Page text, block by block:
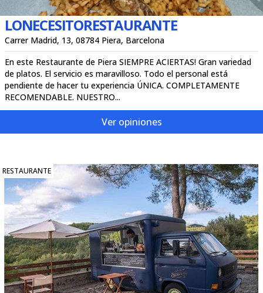
LONECESITORESTAURANTE
Carrer Madrid, 13, 08784 Piera, Barcelona
En este Restaurante de Piera SIEMPRE ACIERTAS! Gran variedad
de platos. El servicio es maravilloso. Todo el personal está
pendiente de hacer tu experiencia ÚNICA. COMPLETAMENTE
RECOMENDABLE. NUESTRO...
Ver opiniones
RESTAURANTE